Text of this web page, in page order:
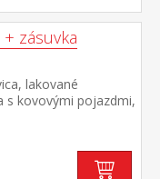
zásuvka
lakované
s kovovými pojazdmi,
nosnosti
montáž